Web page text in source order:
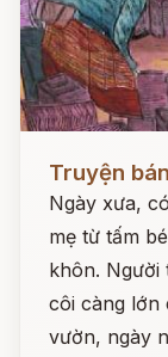
Truyện
Ngày xưa,
mẹ từ tấm
khôn. Người
côi càng lớn
vườn, ngày